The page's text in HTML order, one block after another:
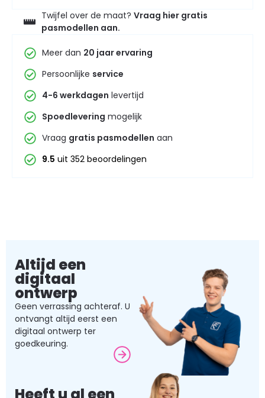
Twijfel over de maat? Vraag hier gratis
pasmodellen aan.
Meer dan 20 jaar ervaring
Persoonlijke service
4-6 werkdagen levertijd
Spoedlevering mogelijk
Vraag gratis pasmodellen aan
9.5 uit 352 beoordelingen
Altijd een
digitaal
ontwerp
Geen verrassing achteraf. U
ontvangt altijd eerst een
digitaal ontwerp ter
goedkeuring.